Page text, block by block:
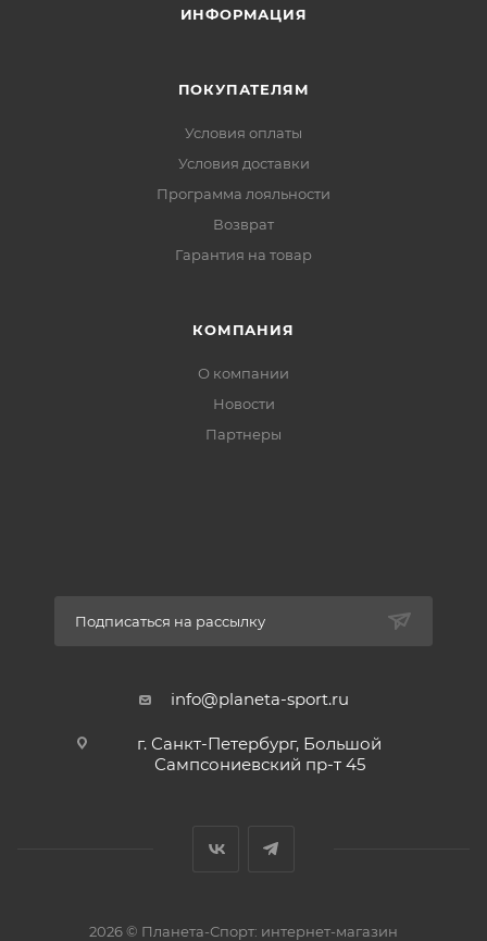
ИНФОРМАЦИЯ
ПОКУПАТЕЛЯМ
Условия оплаты
Условия доставки
Программа лояльности
Возврат
Гарантия на товар
КОМПАНИЯ
О компании
Новости
Партнеры
Подписаться на рассылку
info@planeta-sport.ru
г. Санкт-Петербург, Большой
Сампсониевский пр-т 45
2026 © Планета-Спорт: интернет-магазин